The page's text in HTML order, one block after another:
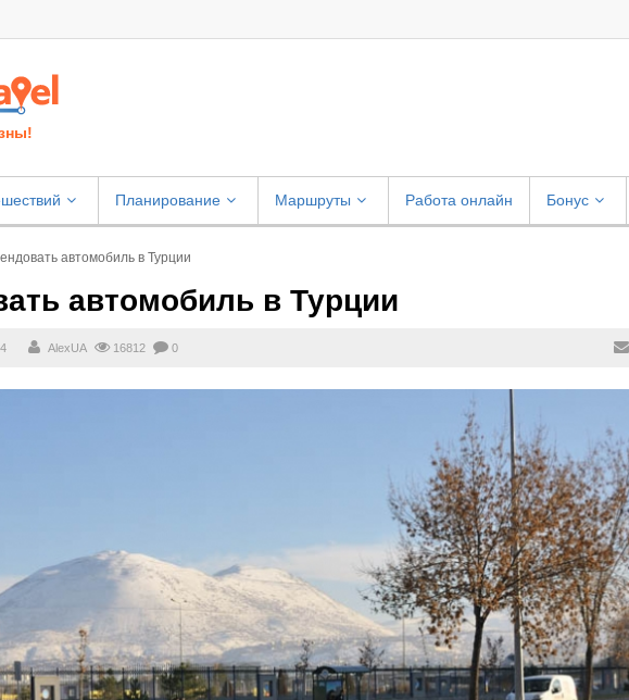
Планирование Маршруты Работа онлайн Бонус
автомобиль в Турции
автомобиль в Турции
AlexUA 16812 0